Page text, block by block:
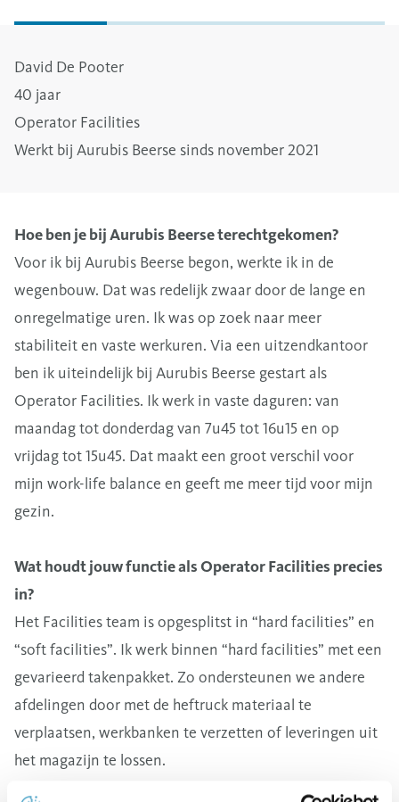
David De Pooter
40 jaar
Operator Facilities
Werkt bij Aurubis Beerse sinds november 2021
Hoe ben je bij Aurubis Beerse terechtgekomen?
Voor ik bij Aurubis Beerse begon, werkte ik in de
wegenbouw. Dat was redelijk zwaar door de lange en
onregelmatige uren. Ik was op zoek naar meer
stabiliteit en vaste werkuren. Via een uitzendkantoor
ben ik uiteindelijk bij Aurubis Beerse gestart als
Operator Facilities. Ik werk in vaste daguren: van
maandag tot donderdag van 7u45 tot 16u15 en op
vrijdag tot 15u45. Dat maakt een groot verschil voor
mijn work-life balance en geeft me meer tijd voor mijn
gezin.
Wat houdt jouw functie als Operator Facilities precies
in?
Het Facilities team is opgesplitst in “hard facilities” en
“soft facilities”. Ik werk binnen “hard facilities” met een
gevarieerd takenpakket. Zo ondersteunen we andere
afdelingen door met de heftruck materiaal te
verplaatsen, werkbanken te verzetten of leveringen uit
het magazijn te lossen.